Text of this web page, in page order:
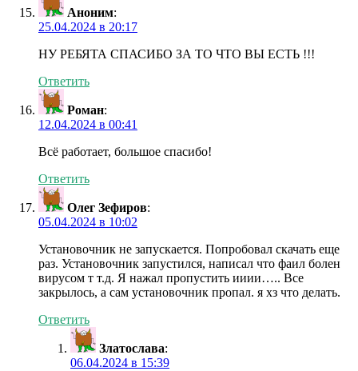
Аноним:
25.04.2024 в 20:17
НУ РЕБЯТА СПАСИБО ЗА ТО ЧТО ВЫ ЕСТЬ !!!
Ответить
Роман:
12.04.2024 в 00:41
Всё работает, большое спасибо!
Ответить
Олег Зефиров:
05.04.2024 в 10:02
Установочник не запускается. Попробовал скачать еще
раз. Установочник запустился, написал что фаил болен
вирусом т т.д. Я нажал пропустить ииии….. Все
закрылось, а сам установочник пропал. я хз что делать.
Ответить
Златослава:
06.04.2024 в 15:39